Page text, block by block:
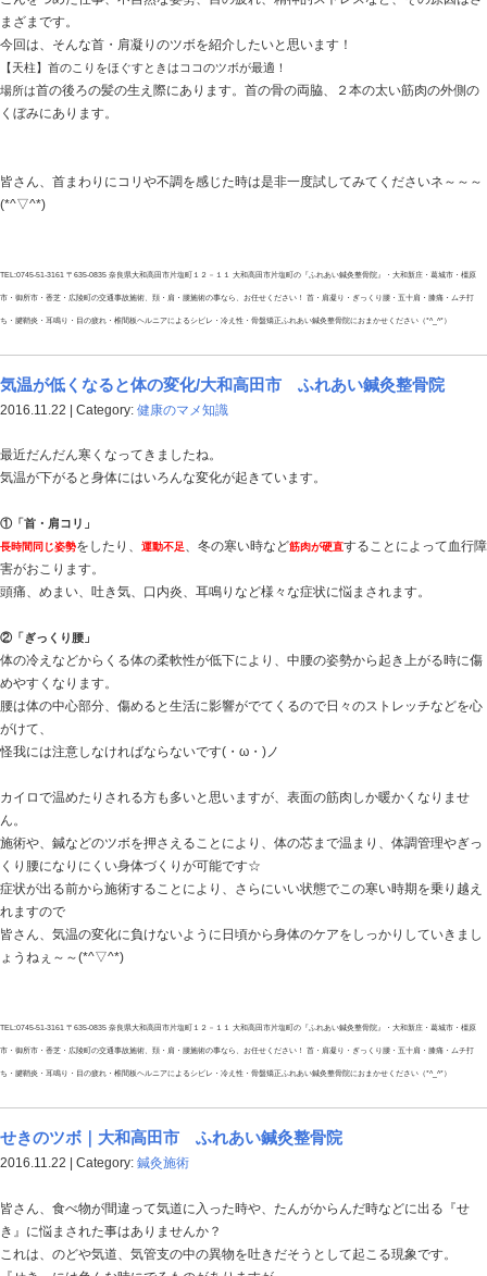
くしゃみ・鼻水・鼻づまり・せき・たん・食欲不振など
す。
これらはかぜ症候群と言われており、風邪のウイルス感
今回は、そんな『かぜ症候群』の諸症状の中でも
【風池】首の後ろの髪の生え際で、２本の太い筋肉の両
す
～☆
TEL:0745-51-3161 〒635-0835 奈良県大和高田市片塩町１２－１１ 大和高田市片塩町の『ふれあ
市・御所市・香芝・広陵町の交通事故施術、頚・肩・腰施術の事なら、お任せください！ 首・肩
ち・腱鞘炎・耳鳴り・目の疲れ・椎間板ヘルニアによるシビレ・冷え性・骨盤矯正ふれあい鍼灸
首・肩こりのツボ｜大和高田市 ふれあい鍼
2016.11.24 | Category:
首筋から肩先や肩甲骨の周辺が重苦しく感じたり、かた
には鈍い痛みやだるさを感じます。
これら首・肩のこりは、筋肉の緊張と疲労から起こるも
こんをつめた仕事、不自然な姿勢、目の疲れ、精神的ス
今回は、そんな首・肩凝りのツボを紹介したいと思いま
【天柱】首のこりをほぐすときはココのツボが最適！
場所は首の後ろの髪の生え際にあります。首の骨の両脇
くぼみにあります。
TEL:0745-51-3161 〒635-0835 奈良県大和高田市片塩町１２－１１ 大和高田市片塩町の『ふれあ
ち・腱鞘炎・耳鳴り・目の疲れ・椎間板ヘルニアによるシビレ・冷え性・骨盤矯正ふれあい鍼灸